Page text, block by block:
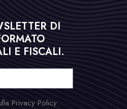
DI
E FISCALI.
Privacy Policy